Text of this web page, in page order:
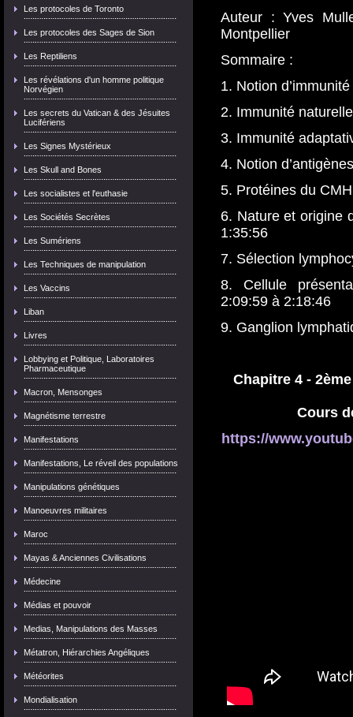
Les protocoles de Toronto
Les protocoles des Sages de Sion
Les Reptiliens
Les révélations d'un homme politique
Norvégien
Les secrets du Vatican & des Jésuites
Lucifériens
Les Signes Mystérieux
Les Skull and Bones
Les socialistes et l'euthasie
Les Sociétés Secrètes
Les Sumériens
Les Techniques de manipulation
Les Vaccins
Liban
Livres
Lobbying et Politique, Laboratoires
Pharmaceutique
Macron, Mensonges
Magnétisme terrestre
Manifestations
Manifestations, Le réveil des populations
Manipulations génétiques
Manoeuvres militaires
Maroc
Mayas & Anciennes Civilisations
Médecine
Médias et pouvoir
Medias, Manipulations des Masses
Métatron, Hiérarchies Angéliques
Météorites
Mondialisation
Auteur : Yves
Montpellier
Sommaire :
1. Notion
2. Immunité
3. Immunité
4. Notion
5. Protéines du
6. Nature et origine
1:35:56
7. Sélection
8. Cellule
2:09:59 à 2:18:46
9. Ganglion
Chapitre 4 -
Cours
https://